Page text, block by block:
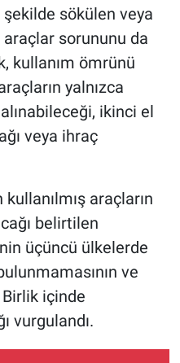
şekilde sökülen veya
araçlar sorununu da
kullanım ömrünü
yalnızca
ikinci el
veya ihraç
araçların
belirtilen
üçüncü ülkelerde
ve
içinde
vurgulandı.